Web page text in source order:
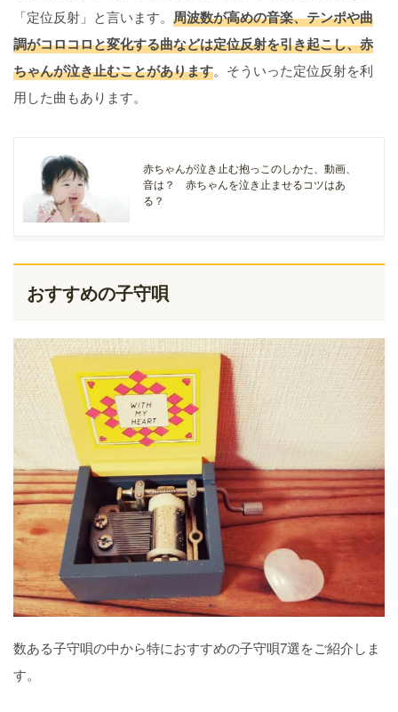
「定位反射」と言います。 周波数が高めの音楽、テンポや曲
調がコロコロと変化する曲などは定位反射を引き起こし、赤
ちゃんが泣き止むことがあります。そういった定位反射を利
用した曲もあります。
赤ちゃんが泣き止む抱っこのしかた、動画、
音は？ 赤ちゃんを泣き止ませるコツはあ
る？
おすすめの子守唄
数ある子守唄の中から特におすすめの子守唄7選をご紹介しま
す。